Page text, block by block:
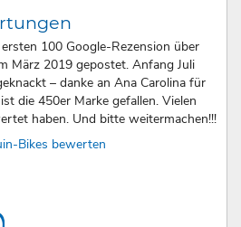
100 Google-Rezension über
März 2019 gepostet. Anfang Juli
– danke an Ana Carolina für
die 450er Marke gefallen. Vielen
haben. Und bitte weitermachen!!!
Bikes bewerten